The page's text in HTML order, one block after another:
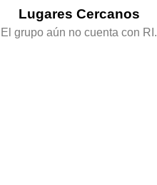
Lugares Cercanos
El grupo aún no cuenta con RI.